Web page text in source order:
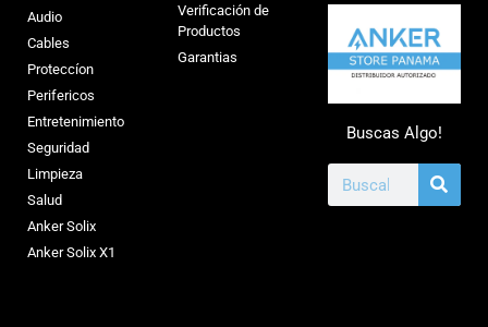
Audio
Cables
Proteccíon
Perifericos
Entretenimiento
Seguridad
Limpieza
Salud
Anker Solix
Anker Solix X1
Verificación de
Productos
Garantias
Buscas Algo!